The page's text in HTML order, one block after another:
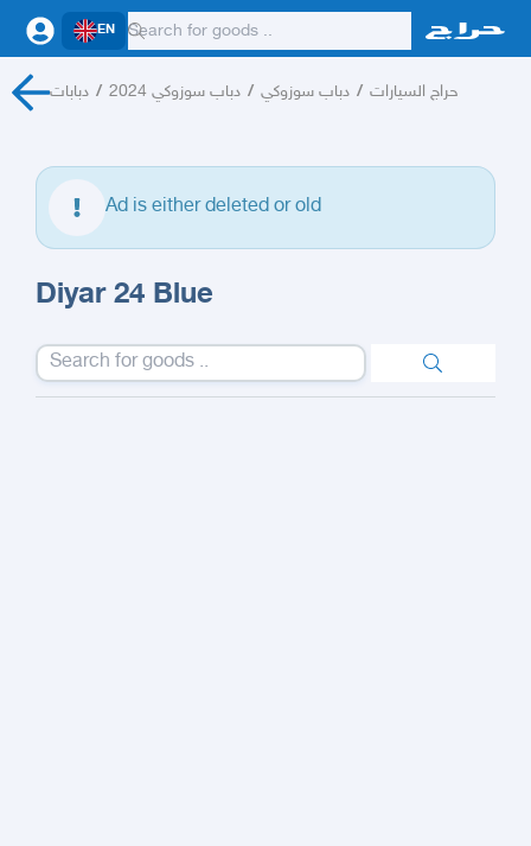
EN
دبابات / دباب سوزوكي 2024 / دباب سوزوكي / حراج السيارات
Ad is either deleted or old
Diyar 24 Blue